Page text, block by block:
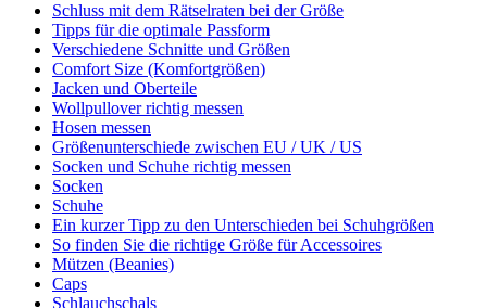
Schluss mit dem Rätselraten bei der Größe
Tipps für die optimale Passform
Verschiedene Schnitte und Größen
Comfort Size (Komfortgrößen)
Jacken und Oberteile
Wollpullover richtig messen
Hosen messen
Größenunterschiede zwischen EU / UK / US
Socken und Schuhe richtig messen
Socken
Schuhe
Ein kurzer Tipp zu den Unterschieden bei Schuhgrößen
So finden Sie die richtige Größe für Accessoires
Mützen (Beanies)
Caps
Schlauchschals